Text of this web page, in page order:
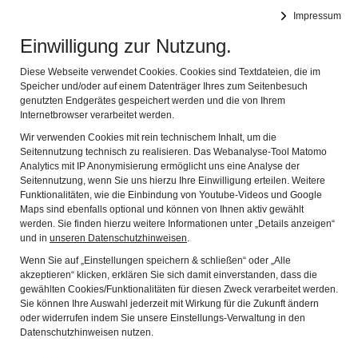
Impressum
Einwilligung zur Nutzung.
Diese Webseite verwendet Cookies. Cookies sind Textdateien, die im
Speicher und/oder auf einem Datenträger Ihres zum Seitenbesuch
genutzten Endgerätes gespeichert werden und die von Ihrem
Internetbrowser verarbeitet werden.
Wir verwenden Cookies mit rein technischem Inhalt, um die
Seitennutzung technisch zu realisieren. Das Webanalyse-Tool Matomo
Analytics mit IP Anonymisierung ermöglicht uns eine Analyse der
Seitennutzung, wenn Sie uns hierzu Ihre Einwilligung erteilen. Weitere
Funktionalitäten, wie die Einbindung von Youtube-Videos und Google
Maps sind ebenfalls optional und können von Ihnen aktiv gewählt
werden. Sie finden hierzu weitere Informationen unter „Details anzeigen“
und in unseren Datenschutzhinweisen.
Wenn Sie auf „Einstellungen speichern & schließen“ oder „Alle
akzeptieren“ klicken, erklären Sie sich damit einverstanden, dass die
gewählten Cookies/Funktionalitäten für diesen Zweck verarbeitet werden.
Sie können Ihre Auswahl jederzeit mit Wirkung für die Zukunft ändern
oder widerrufen indem Sie unsere Einstellungs-Verwaltung in den
Datenschutzhinweisen nutzen.
Freunde und weiterführende Links
https://www.larvenfreunde.de/
Verein und virtuelles Maskenmuseum